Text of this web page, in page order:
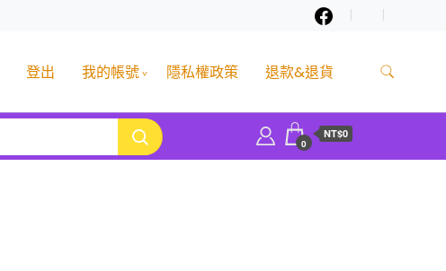
登出 我的帳號 隱私權政策 退款&退貨
0
NT$0